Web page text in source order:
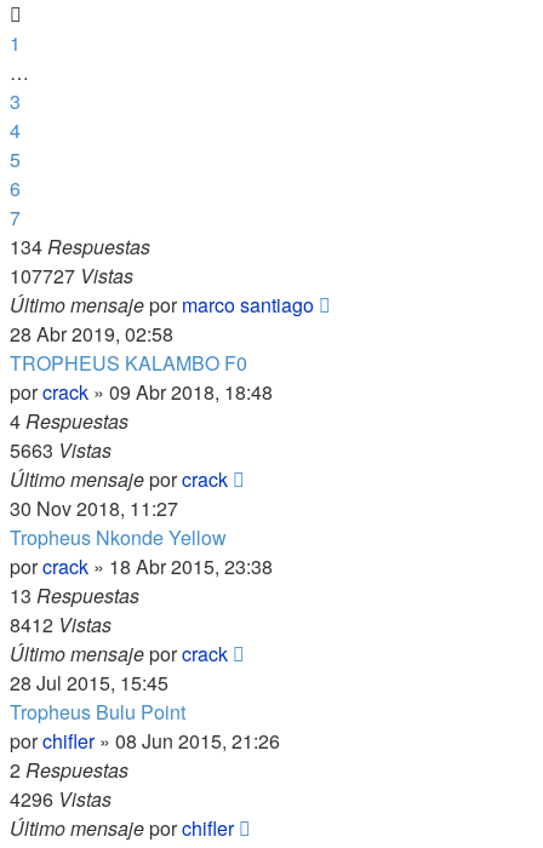
1
…
3
4
5
6
7
134Respuestas
107727 Vistas
Último mensajepormarco santiago
28 Abr 2019, 02:58
TROPHEUS KALAMBO F0
porcrack » 09 Abr 2018, 18:48
4Respuestas
5663 Vistas
Último mensajeporcrack
30 Nov 2018, 11:27
Tropheus Nkonde Yellow
porcrack » 18 Abr 2015, 23:38
13 Respuestas
8412 Vistas
Último mensajeporcrack
28 Jul 2015, 15:45
Tropheus Bulu Point
porchifler» 08 Jun 2015, 21:26
2Respuestas
4296 Vistas
Último mensajeporchifler